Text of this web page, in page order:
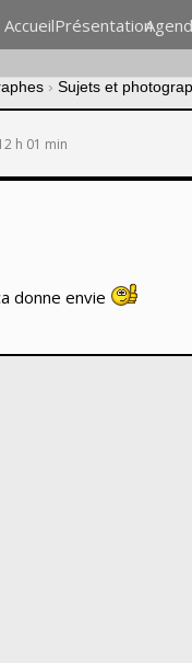
AccueilPrésentation
› Sujets et
h 01 min
donne envie